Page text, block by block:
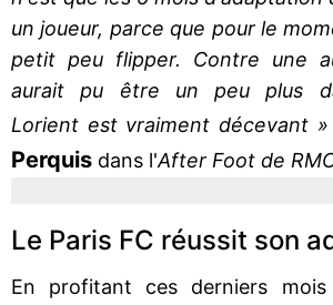
un joueur, parce que pour le
petit peu flipper. Contre une
aurait pu être un peu plus
Lorient est vraiment décevant »
Perquis dans l'After Foot de
Le Paris FC réussit son
En profitant ces derniers